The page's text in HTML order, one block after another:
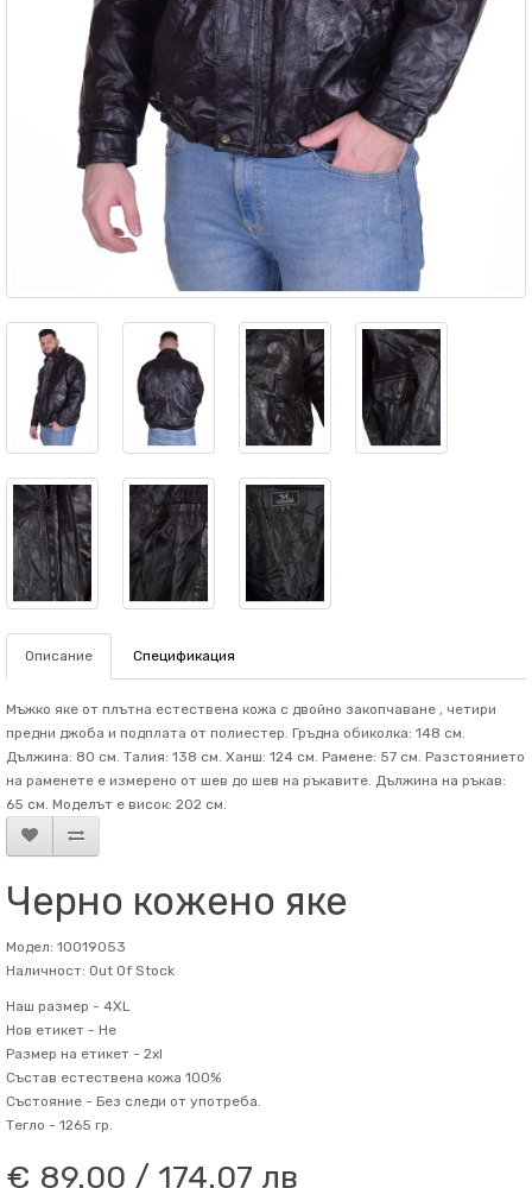
Описание Спецификация
Мъжко яке от плътна естествена кожа с двойно закопчаване , четири
предни джоба и подплата от полиестер. Гръдна обиколка: 148 см.
Дължина: 80 см. Талия: 138 см. Ханш: 124 см. Рамене: 57 см. Разстоянието
на раменете е измерено от шев до шев на ръкавите. Дължина на ръкав:
65 см. Mоделът е висок: 202 см.
Черно кожено яке
Модел: 10019053
Наличност: Out Of Stock
Наш размер - 4XL
Нов етикет - Не
Размер на етикет - 2xl
Състав естествена кожа 100%
Състояние - Без следи от употреба.
Тегло - 1265 гр.
€ 89.00 / 174.07 лв